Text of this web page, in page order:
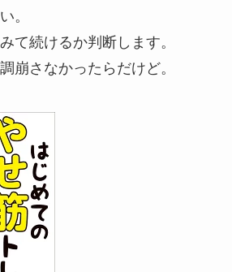
。
て続けるか判断します。
崩さなかったらだけど。